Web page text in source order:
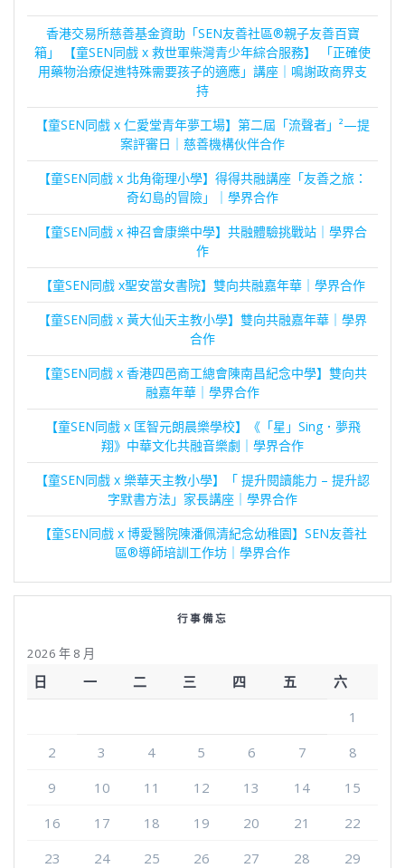
香港交易所慈善基金資助「SEN友善社區®親子友善百寶
箱」 【童SEN同戲 x 救世軍柴灣青少年綜合服務】 「正確使
用藥物治療促進特殊需要孩子的適應」講座｜鳴謝政商界支
持
【童SEN同戲 x 仁愛堂青年夢工場】第二屆「流聲者」²—提
案評審日｜慈善機構伙伴合作
【童SEN同戲 x 北角衛理小學】得得共融講座「友善之旅：
奇幻島的冒險」｜學界合作
【童SEN同戲 x 神召會康樂中學】共融體驗挑戰站｜學界合
作
【童SEN同戲 x聖安當女書院】雙向共融嘉年華｜學界合作
【童SEN同戲 x 黃大仙天主教小學】雙向共融嘉年華｜學界
合作
【童SEN同戲 x 香港四邑商工總會陳南昌紀念中學】雙向共
融嘉年華｜學界合作
【童SEN同戲 x 匡智元朗晨樂學校】《「星」Sing．夢飛
翔》中華文化共融音樂劇｜學界合作
【童SEN同戲 x 樂華天主教小學】「 提升閱讀能力 – 提升認
字默書方法」家長講座｜學界合作
【童SEN同戲 x 博愛醫院陳潘佩清紀念幼稚園】SEN友善社
區®導師培訓工作坊｜學界合作
行事備忘
2026 年 8 月
日 一 二 三 四 五
六
1
2
3 4 5 6 7
8
9
10 11 12 13 14
15
16
17 18 19 20 21
22
23
24 25 26 27 28
29